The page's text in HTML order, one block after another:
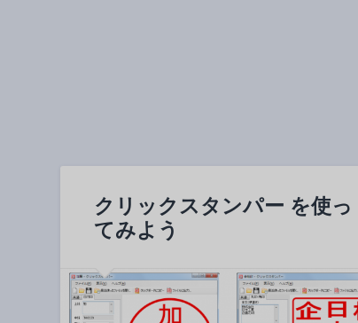
クリックスタンパー を使っ
てみよう